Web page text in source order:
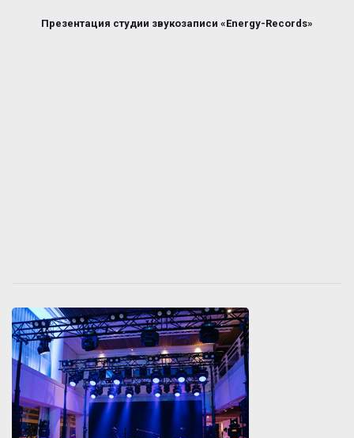
Презентация студии звукозаписи «Energy-Records»